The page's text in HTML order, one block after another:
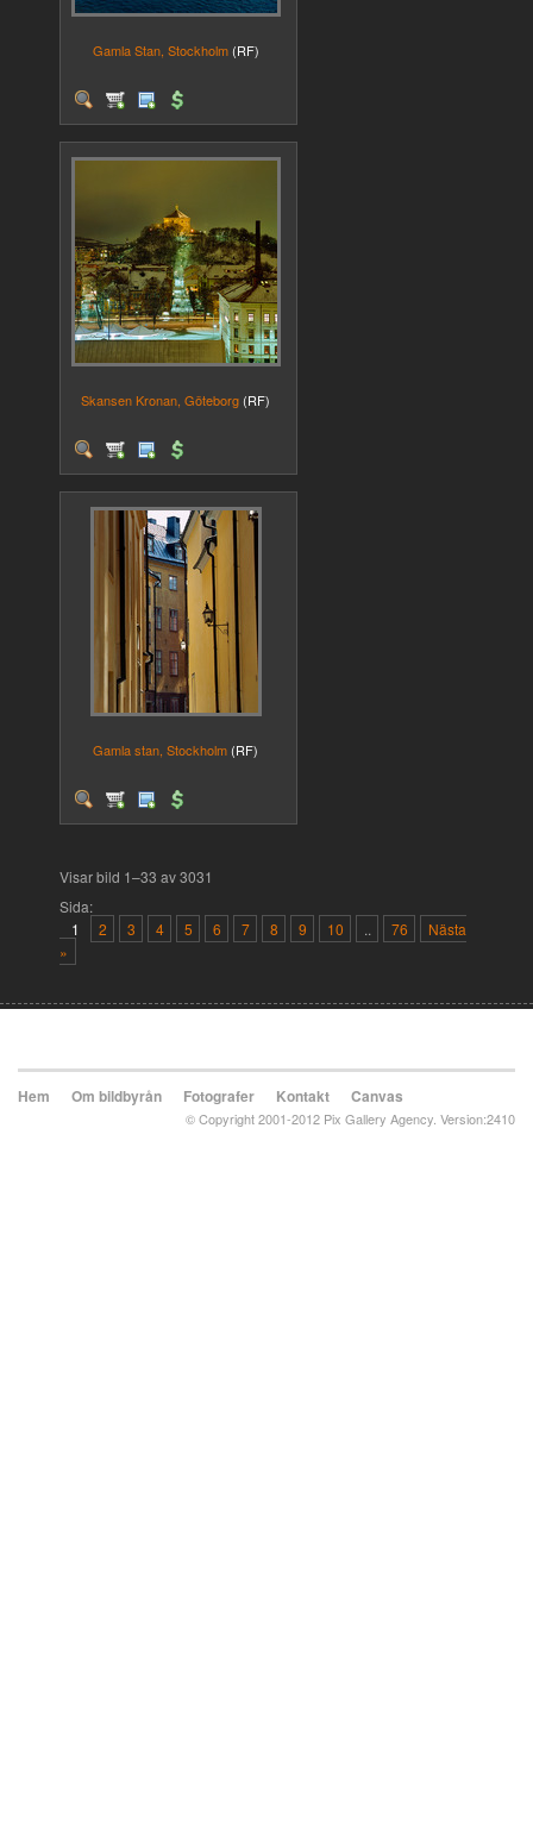
Gamla Stan, Stockholm (RF)
Skansen Kronan, Göteborg (RF)
Gamla stan, Stockholm (RF)
Visar bild 1–33 av 3031
Sida:
1
2 3 4 5 6 7 8 9 10 .. 76
Nästa
»
Hem Om bildbyrån Fotografer Kontakt Canvas
© Copyright 2001-2012 Pix Gallery Agency. Version:2410